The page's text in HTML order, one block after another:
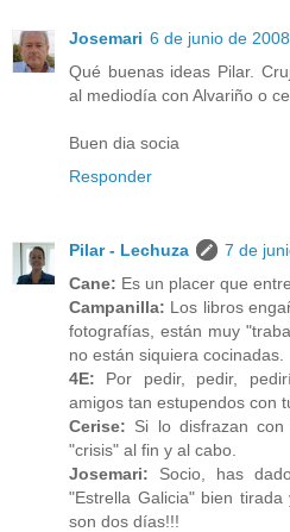
Josemari 6 de junio de
Qué buenas ideas Pilar.
al mediodía con Alvariño o
Buen dia socia
Responder
Pilar - Lechuza
7 de
Cane: Es un placer que
Campanilla: Los libros
fotografías, están muy
no están siquiera cocinadas.
4E: Por pedir, pedir,
amigos tan estupendos con
Cerise: Si lo disfrazan
"crisis" al fin y al cabo.
Josemari: Socio, has
"Estrella Galicia" bien
son dos días!!!